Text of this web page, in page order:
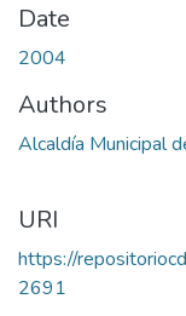
Date
2004
Authors
Alcaldía Municipal
URI
https://
2691